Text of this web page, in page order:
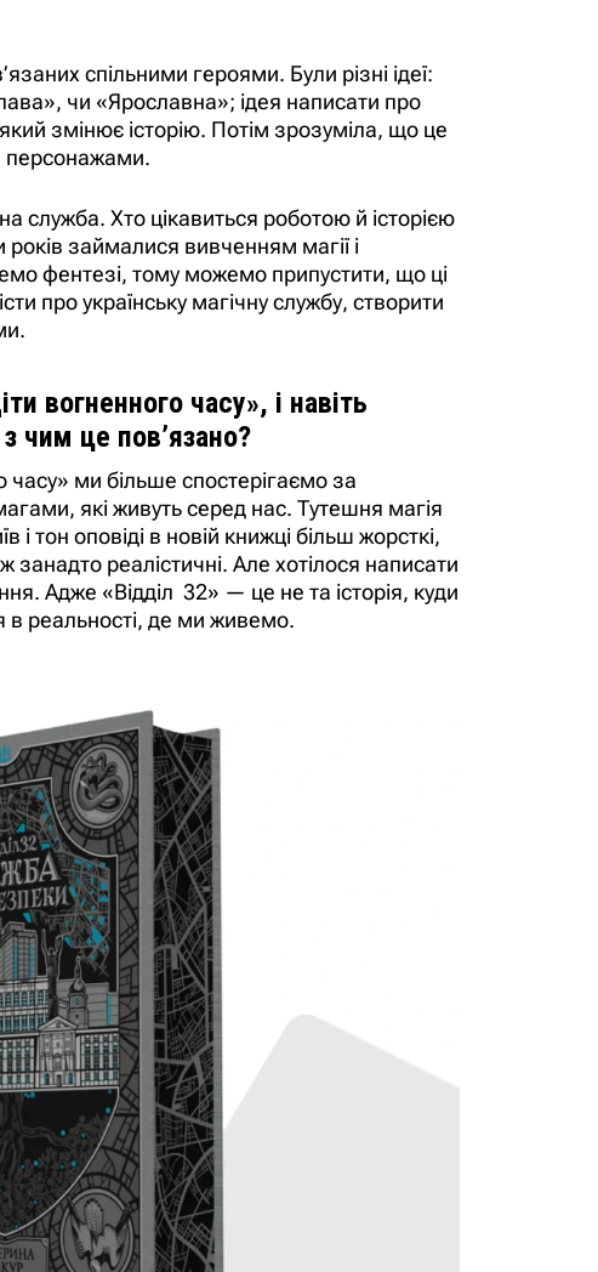
спільними героями. Були різні ідеї:
чи «Ярославна»; ідея написати про
змінює історію. Потім зрозуміла, що це
персонажами.
служба. Хто цікавиться роботою й історією
займалися вивченням магії і
фентезі, тому можемо припустити, що ці
про українську магічну службу, створити
вогненного часу», і навіть
чим це пов’язано?
ми більше спостерігаємо за
які живуть серед нас. Тутешня магія
тон оповіді в новій книжці більш жорсткі,
реалістичні. Але хотілося написати
Адже «Відділ 32» — це не та історія, куди
в реальності, де ми живемо.